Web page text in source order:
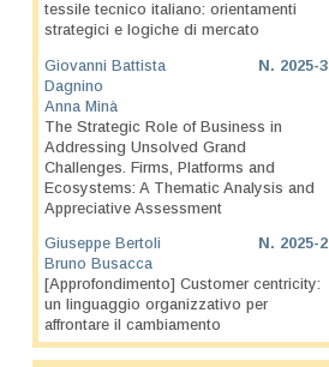
tessile tecnico italiano: orientamenti
strategici e logiche di mercato
N. 2025-3
Giovanni Battista
Dagnino
Anna Minà
The Strategic Role of Business in
Addressing Unsolved Grand
Challenges. Firms, Platforms and
Ecosystems: A Thematic Analysis and
Appreciative Assessment
N. 2025-2
Giuseppe Bertoli
Bruno Busacca
[Approfondimento] Customer centricity:
un linguaggio organizzativo per
affrontare il cambiamento